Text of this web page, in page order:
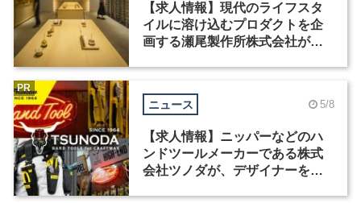
【求人情報】現代のライフスタ
イルに溶け込むプロダクトを企
画する瀬尾製作所株式会社が、
ニュース 5/8
【求人情報】ニッパーなどのハ
ンドツールメーカーである株式
会社ツノダが、デザイナーを募
PR